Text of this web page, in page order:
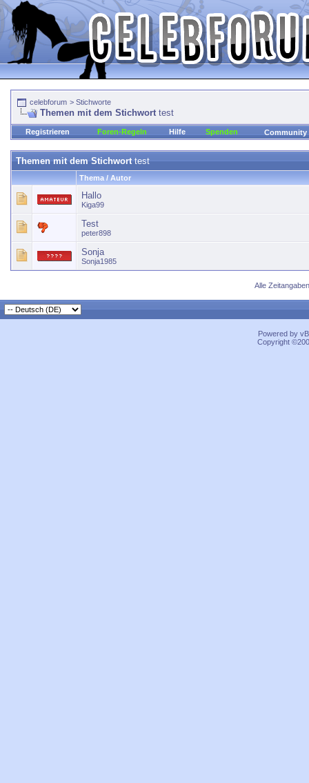
celebforum > Stichworte
Themen mit dem Stichwort test
Registrieren Foren-Regeln Hilfe Spenden Community
Themen mit dem Stichworttest
Thema / Autor
Hallo
Kiga99
Test
peter898
Sonja
Sonja1985
Alle
Powered by
Copyright